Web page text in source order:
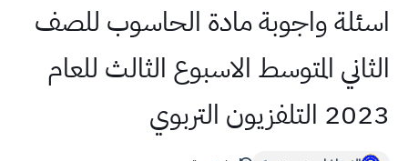
اسئلة واجوبة مادة الحاسوب للصف
الثاني المتوسط الاسبوع الثالث للعام
2023 التلفزيون التربوي